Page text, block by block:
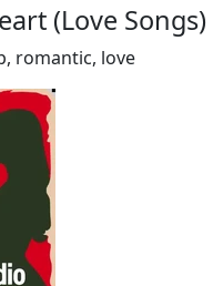
(Love Songs)
romantic, love